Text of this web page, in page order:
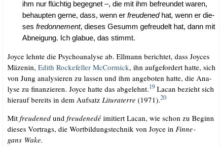
ihm nur flüch­tig begeg­net –, die mit ihm befreun­det waren,
behaup­ten ger­ne, dass, wenn er freu­den­edhat, wenn er die­
ses fre­don­ne­ment, die­ses Gesumm gefreu­delt hat, dann mit
Abnei­gung. Ich gla­bue, das stimmt.
Joy­ce lehn­te die Psy­cho­ana­ly­se ab. Ell­mann berich­tet, dass Joy­ces
Mäze­nin, Edith Rocke­fel­ler McCor­mick, ihn auf­ge­for­dert hat­te, sich
von Jung ana­ly­sie­ren zu las­sen und ihm ange­bo­ten hat­te, die Ana­
ly­se zu finan­zie­ren. Joy­ce hat­te das abge­lehnt.19Lacan bezieht sich
hier­auf bereits in dem Auf­satz Litu­ra­terre (1971).20
Mit freu­den­edund freu­den­edéimi­tiert Lacan, wie schon zu Beginn
die­ses Vor­trags, die Wort­bil­dungs­tech­nik von Joy­ce in Fin­ne­
gans Wake.